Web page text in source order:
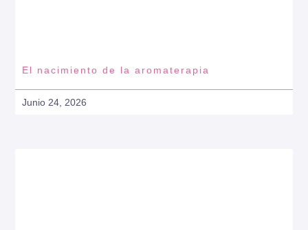
El nacimiento de la aromaterapia
Junio 24, 2026